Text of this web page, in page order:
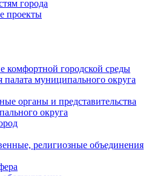
города
проекты
комфортной городской среды
палата муниципального округа
органы и представительства
округа
религиозные объединения